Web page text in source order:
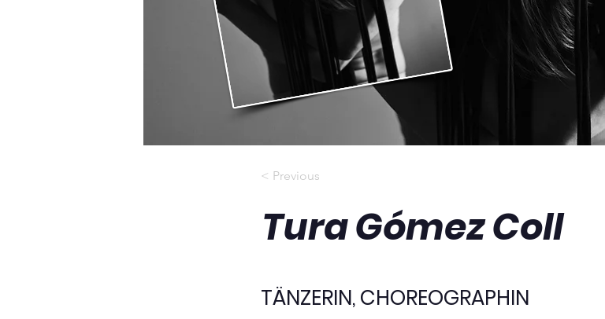
< Previous
Tura Gómez Coll
TÄNZERIN, CHOREOGRAPHIN